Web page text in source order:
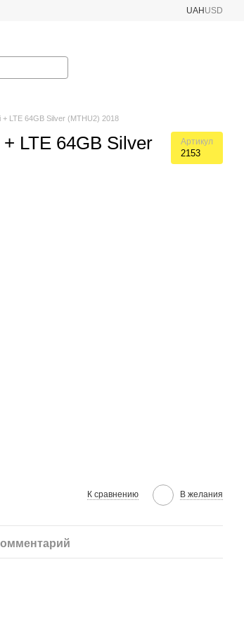
UAH USD
+ LTE 64GB Silver (MTHU2) 2018
LTE 64GB Silver
Артикул
2153
К сравнению В желания